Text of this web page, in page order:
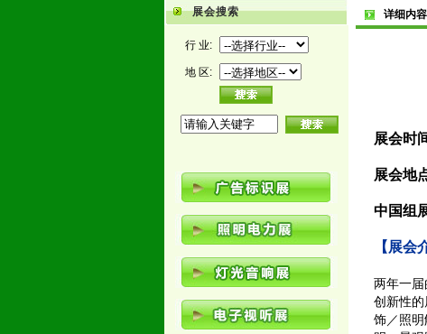
展会搜索
行 业:
地 区:
详细内容
展会时
展会地
中国组
【展会
两年一
创新性
饰／照